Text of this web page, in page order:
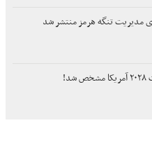
مدیریت تنگه هرمز منتشر شد